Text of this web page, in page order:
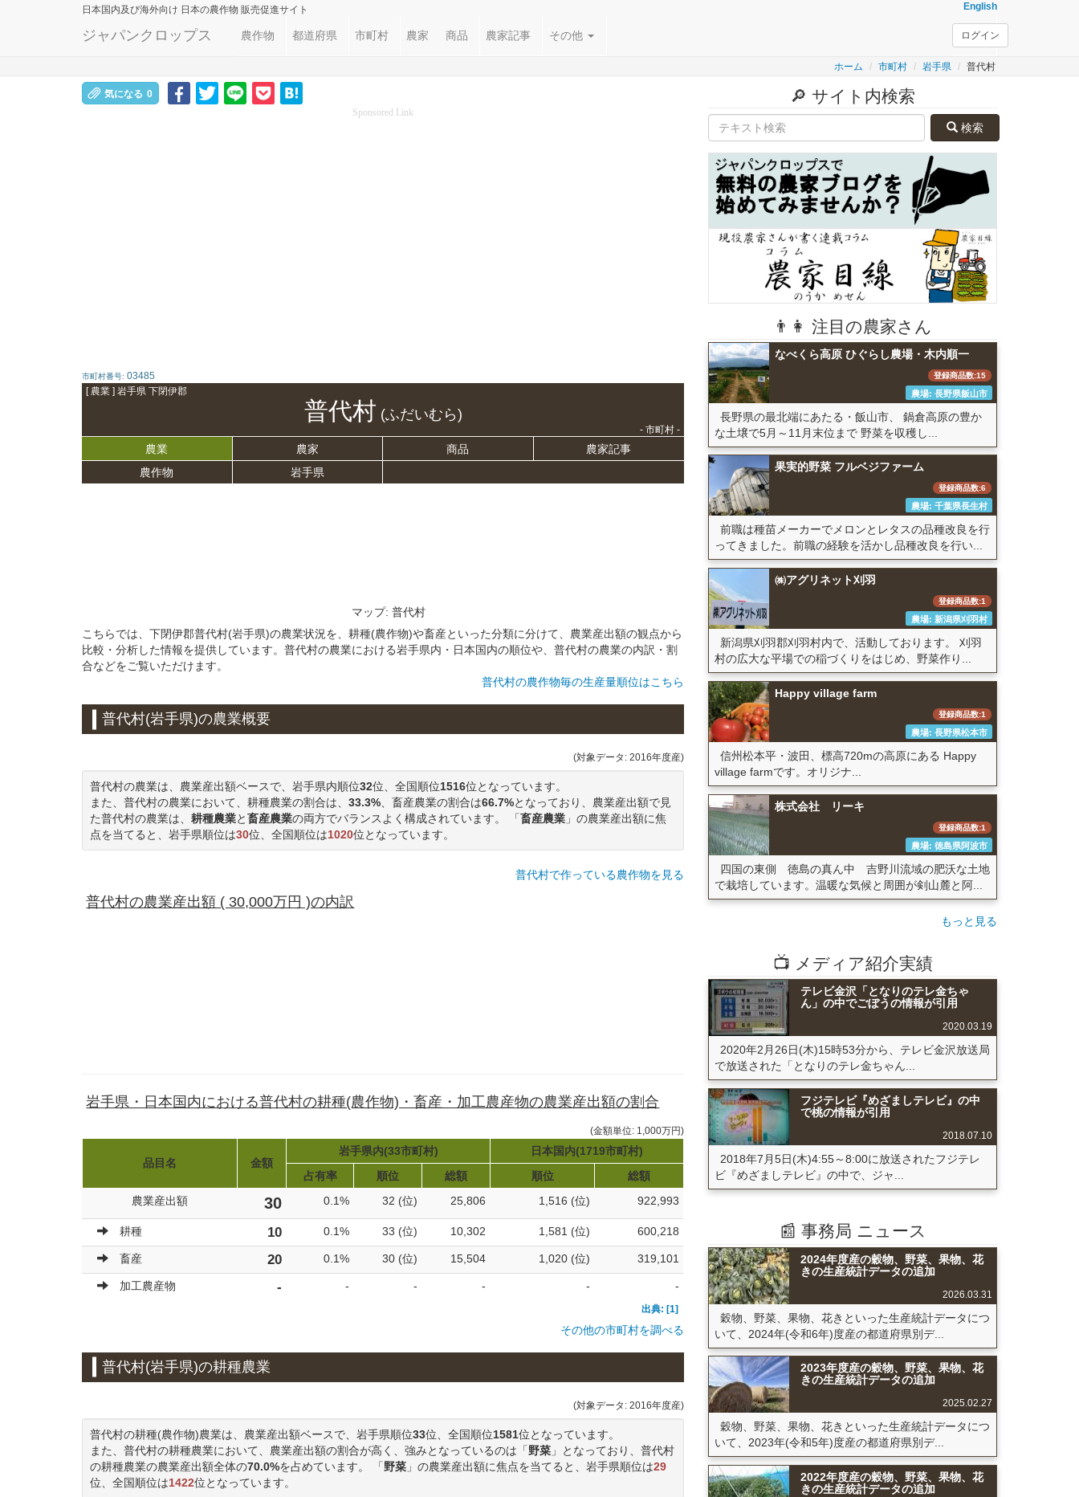
日本国内及び海外向け 日本の農作物 販売促進サイト English
ジャパンクロップス 農作物 都道府県 市町村 農家 商品 農家記事 その他 ログイン
ホーム 市町村 岩手県 普代村
気になる 0
Sponsored Link
市町村番号: 03485
[ 農業 ] 岩手県 下閉伊郡
普代村 (ふだいむら)
- 市町村 -
農業 農家 商品
農家記事
農作物
岩手県
マップ: 普代村
こちらでは、下閉伊郡普代村(岩手県)の農業状況を、耕種(農作物)や畜産といった分類に分けて、農業産出額の観点から
比較・分析した情報を提供しています。普代村の農業における岩手県内・日本国内の順位や、普代村の農業の内訳・割
合などをご覧いただけます。
普代村の農作物毎の生産量順位はこちら
普代村(岩手県)の農業概要
(対象データ: 2016年度産)
普代村の農業は、農業産出額ベースで、岩手県内順位32位、全国順位1516位となっています。
また、普代村の農業において、耕種農業の割合は、 33.3% 、畜産農業の割合は66.7%となっており、農業産出額で見
た普代村の農業は、 耕種農業と畜産農業の両方でバランスよく構成されています。 「畜産農業 」の農業産出額に焦
点を当てると、岩手県順位は30位、全国順位は1020位となっています。
普代村で作っている農作物を見る
普代村の農業産出額 ( 30,000万円 )の内訳
岩手県・日本国内における普代村の耕種(農作物)・畜産・加工農産物の農業産出額の割合
(金額単位: 1,000万円)
品目名 金額
岩手県内(33市町村)
日本国内(1719市町村)
占有率
順位 総額 順位
総額
農業産出額
30 0.1% 32 (位) 25,806 1,516 (位) 922,993
耕種 10 0.1% 33 (位) 10,302 1,581 (位) 600,218
畜産 20 0.1% 30 (位) 15,504 1,020 (位) 319,101
加工農産物 - - - - - -
出典: [1]
その他の市町村を調べる
普代村(岩手県)の耕種農業
(対象データ: 2016年度産)
普代村の耕種(農作物)農業は、農業産出額ベースで、岩手県順位33位、全国順位1581位となっています。
また、普代村の耕種農業において、農業産出額の割合が高く、強みとなっているのは「野菜 」となっており、普代村
の耕種農業の農業産出額全体の70.0%を占めています。 「野菜 」の農業産出額に焦点を当てると、岩手県順位は29
位、全国順位は1422位となっています。
🔎 サイト内検索
検索
👨👩 注目の農家さん
なべくら高原 ひぐらし農場・木内順一
登録商品数:15
農場: 長野県飯山市
長野県の最北端にあたる・飯山市、 鍋倉高原の豊か
な土壌で5月～11月末位まで 野菜を収穫し...
果実的野菜 フルベジファーム
登録商品数:6
農場: 千葉県長生村
前職は種苗メーカーでメロンとレタスの品種改良を行
ってきました。前職の経験を活かし品種改良を行い...
㈱アグリネット刈羽
登録商品数:1
農場: 新潟県刈羽村
新潟県刈羽郡刈羽村内で、活動しております。 刈羽
村の広大な平場での稲づくりをはじめ、野菜作り...
Happy village farm
登録商品数:1
農場: 長野県松本市
信州松本平・波田、標高720mの高原にある Happy
village farmです。オリジナ...
株式会社 リーキ
登録商品数:1
農場: 徳島県阿波市
四国の東側 徳島の真ん中 吉野川流域の肥沃な土地
で栽培しています。温暖な気候と周囲が剣山麓と阿...
もっと見る
📺 メディア紹介実績
テレビ金沢「となりのテレ金ちゃ
ん」の中でごぼうの情報が引用
2020.03.19
2020年2月26日(木)15時53分から、テレビ金沢放送局
で放送された「となりのテレ金ちゃん...
フジテレビ『めざましテレビ』の中
で桃の情報が引用
2018.07.10
2018年7月5日(木)4:55～8:00に放送されたフジテレ
ビ『めざましテレビ』の中で、ジャ...
📰 事務局 ニュース
2024年度産の穀物、野菜、果物、花
きの生産統計データの追加
2026.03.31
穀物、野菜、果物、花きといった生産統計データにつ
いて、2024年(令和6年)度産の都道府県別デ...
2023年度産の穀物、野菜、果物、花
きの生産統計データの追加
2025.02.27
穀物、野菜、果物、花きといった生産統計データにつ
いて、2023年(令和5年)度産の都道府県別デ...
2022年度産の穀物、野菜、果物、花
きの生産統計データの追加